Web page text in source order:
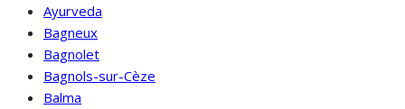
Ayurveda
Bagneux
Bagnolet
Bagnols-sur-Cèze
Balma